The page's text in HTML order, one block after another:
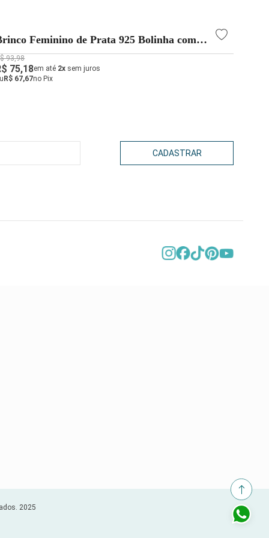
Feminino de Prata 925 Bolinha com
Pendurado Verde Água
93,98
75,18em até 2x sem juros
R$ 67,67no Pix
CADASTRAR
2025